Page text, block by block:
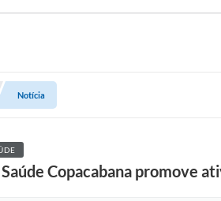
-
Esporte
Notícia
Copacabana promove